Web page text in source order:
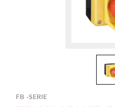
FB -SERIE